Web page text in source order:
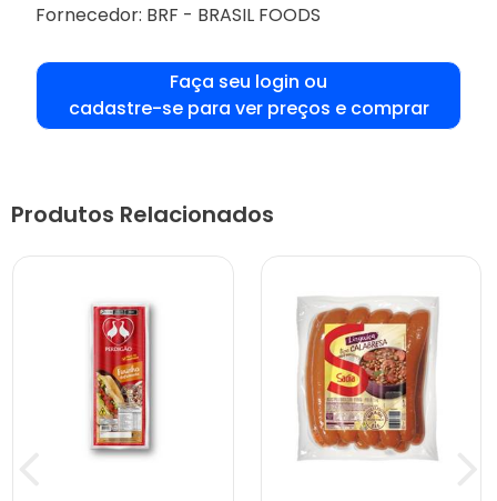
Fornecedor: BRF - BRASIL FOODS
Faça seu login ou
cadastre-se para ver preços e comprar
Produtos Relacionados